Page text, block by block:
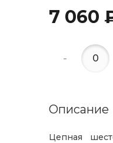
7 060
-
Описание
Цепная